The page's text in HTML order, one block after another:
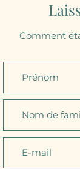
Comment